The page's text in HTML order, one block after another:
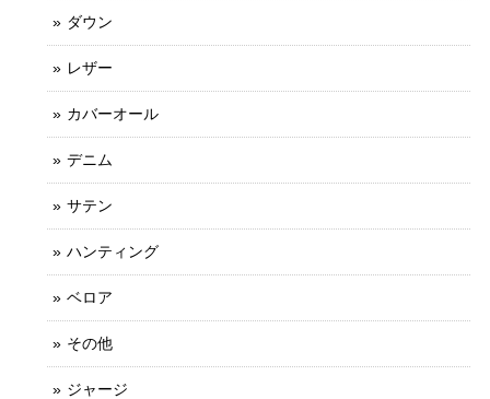
ダウン
レザー
カバーオール
デニム
サテン
ハンティング
ベロア
その他
ジャージ